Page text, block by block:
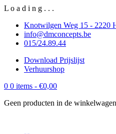
L o a d i n g . . .
Knotwilgen Weg 15 - 2220
info@dmconcepts.be
015/24.89.44
Download Prijslijst
Verhuurshop
0 0 items - €0,00
Geen producten in de